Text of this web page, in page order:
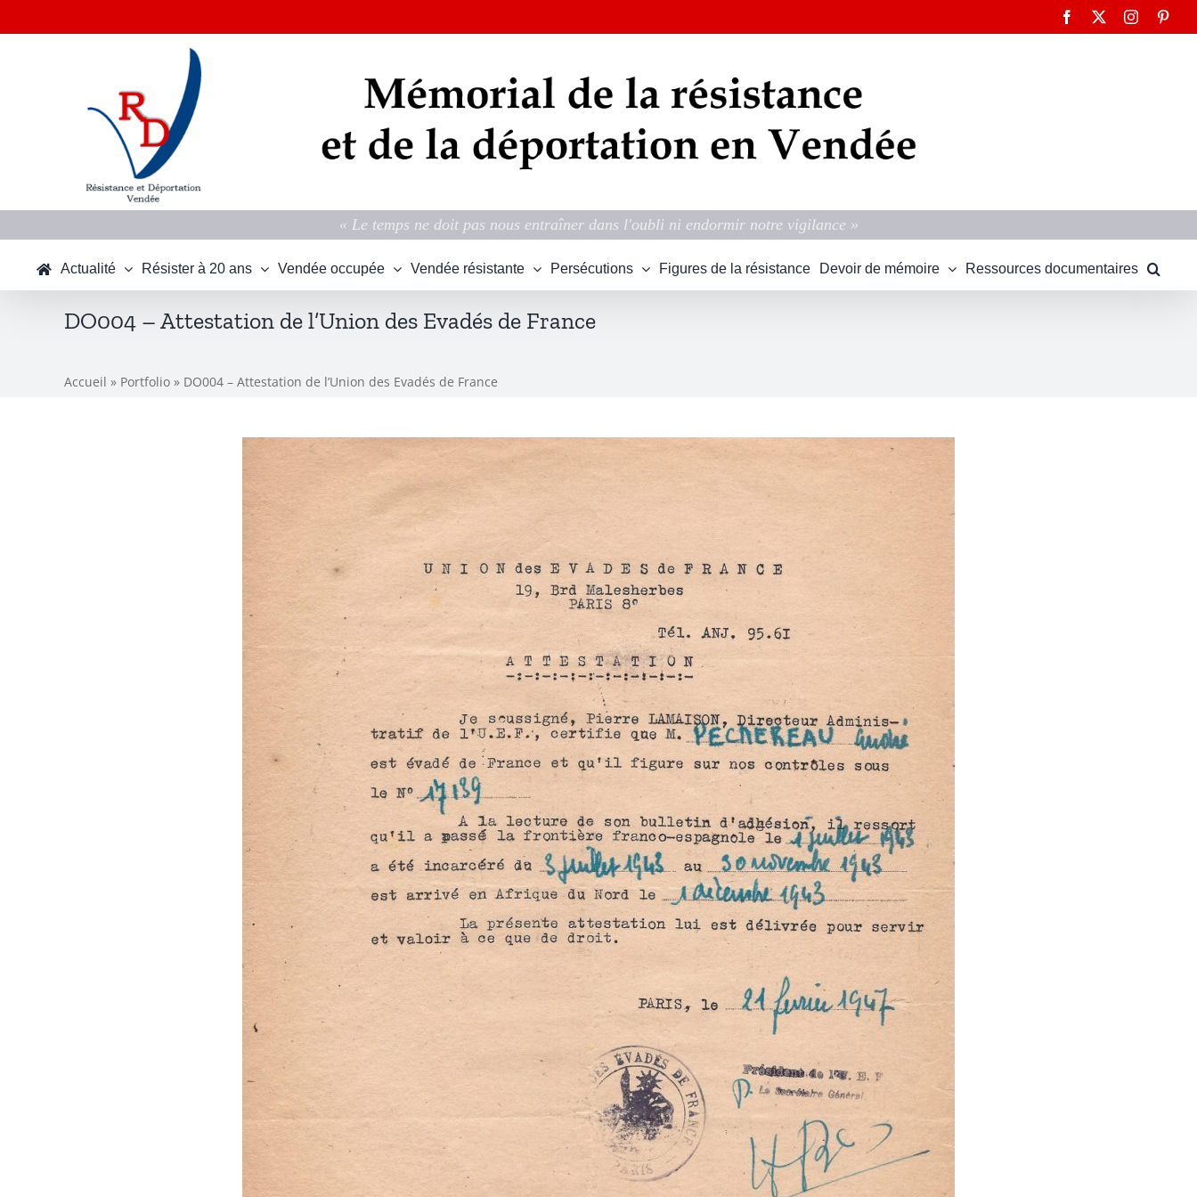
au
Facebook Instagram
« Le temps ne doit pas nous entraîner dans l'oubli ni endormir notre vigilance »
Actualité Résister à 20 ans Vendée occupée Vendée résistante Persécutions Figures de la résistance Devoir de mémoire Ressources documentaires
DO004 – Attestation de l’Union des Evadés de France
Accueil » Portfolio » DO004 – Attestation de l’Union des Evadés de France